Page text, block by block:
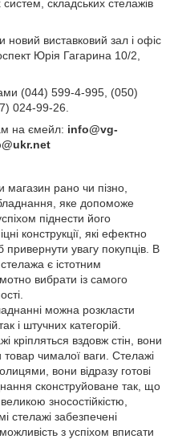
систем, складських стелажів
новий виставковий зал і офіс
Юрія Гагарина 10/2,
(044) 599-4-995, (050)
024-99-26.
на ємейл: info@vg-
рано чи пізно,
яке допоможе
піднести його
конструкції, які ефектно
привернути увагу покупців. В
стелажа є істотним
вибрати із самого
можна розкласти
і штучних категорій.
кріпляться вздовж стін, вони
товар чималої ваги. Стелажі
вони відразу готові
сконструйоване так, що
зносостійкістю,
стелажі забезпечені
з успіхом вписати